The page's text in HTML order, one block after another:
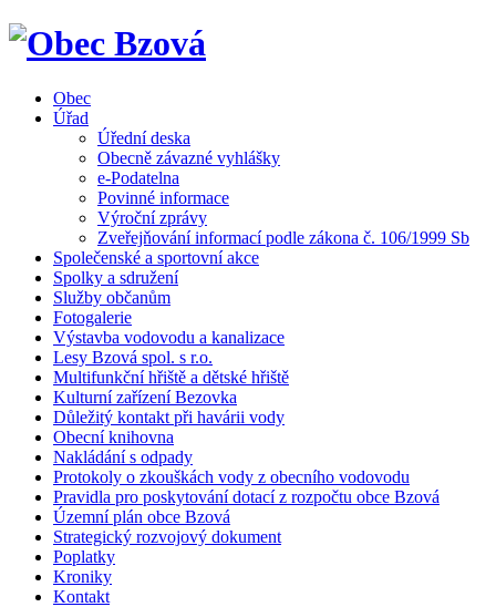
Obec
Úřad
Úřední deska
Obecně závazné vyhlášky
e-Podatelna
Povinné informace
Výroční zprávy
Zveřejňování informací podle zákona č. 106/1999 Sb
Společenské a sportovní akce
Spolky a sdružení
Služby občanům
Fotogalerie
Výstavba vodovodu a kanalizace
Lesy Bzová spol. s r.o.
Multifunkční hřiště a dětské hřiště
Kulturní zařízení Bezovka
Důležitý kontakt při havárii vody
Obecní knihovna
Nakládání s odpady
Protokoly o zkouškách vody z obecního vodovodu
Pravidla pro poskytování dotací z rozpočtu obce Bzová
Územní plán obce Bzová
Strategický rozvojový dokument
Poplatky
Kroniky
Kontakt